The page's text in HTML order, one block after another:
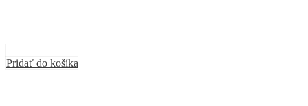
Pridať do košíka